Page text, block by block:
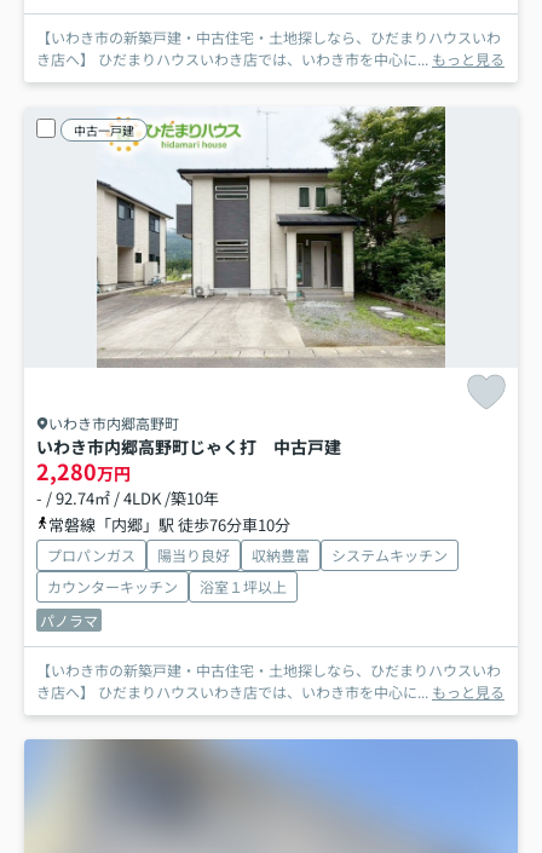
【いわき市の新築戸建・中古住宅・土地探しなら、ひだまりハウスいわ
き店へ】 ひだまりハウスいわき店では、いわき市を中心に... もっと見る
中古一戸建
いわき市内郷高野町
いわき市内郷高野町じゃく打 中古戸建
2,280万円
- / 92.74㎡ / 4LDK /築10年
常磐線「内郷」駅 徒歩76分車10分
プロパンガス 陽当り良好 収納豊富
システムキッチン
カウンターキッチン
浴室１坪以上
パノラマ
【いわき市の新築戸建・中古住宅・土地探しなら、ひだまりハウスいわ
き店へ】 ひだまりハウスいわき店では、いわき市を中心に... もっと見る